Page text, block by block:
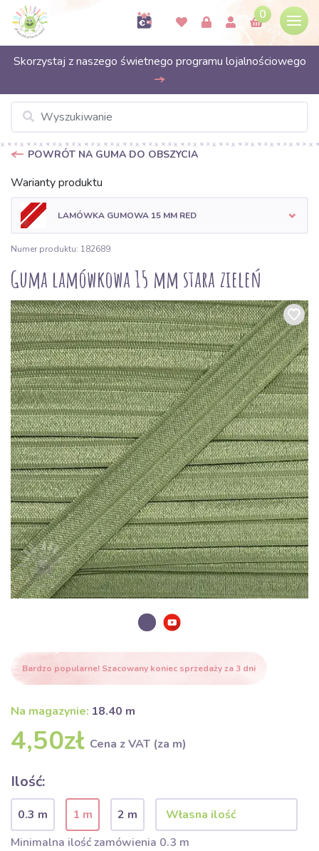
0
Skorzystaj z naszego świetnego programu lojalnościowego
POWRÓT NA GUMA DO OBSZYCIA
Warianty produktu
LAMÓWKA GUMOWA 15 MM RED
Numer produktu: 182689
Guma lamówkowa 15 mm stara zieleń
Bardzo popularne! Szacowany koniec sprzedaży za 3 dni
Na magazynie: 18.40 m
4,50zł Cena z VAT (za m)
Ilość:
0.3 m 1 m
2 m
Minimalna ilość zamówienia 0.3 m